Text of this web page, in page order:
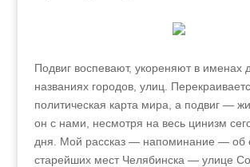
Подвиг воспевают, укореняют в именах
названиях городов, улиц.
политическая карта мира, а подвиг —
он с нами, несмотря на весь цинизм
дня. Мой рассказ — напоминание — об
старейших мест Челябинска — улице